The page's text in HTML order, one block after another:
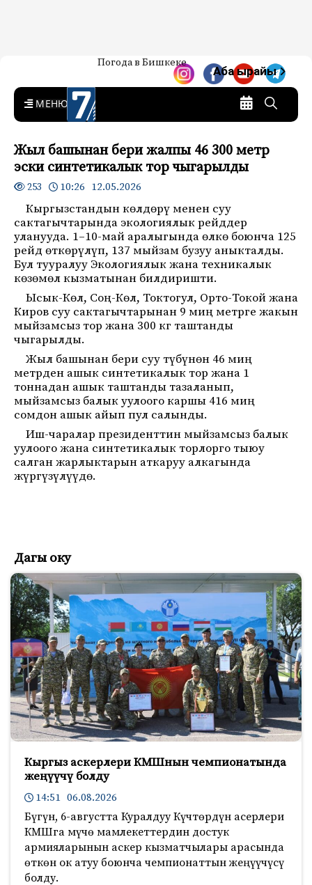
7-канал. Жаңылыктар —
Кыргызстан
Жаңылыктар — Кыргызстан
Погода в Бишкеке
Аба ырайы
MENU
Жыл башынан бери жалпы 46 300 метр
эски синтетикалык тор чыгарылды
253 10:26 12.05.2026
Кыргызстандын көлдөрү менен суу
сактагычтарында экологиялык рейддер
уланууда. 1–10-май аралыгында өлкө боюнча 125
рейд өткөрүлүп, 137 мыйзам бузуу аныкталды.
Бул тууралуу Экологиялык жана техникалык
көзөмөл кызматынан билдиришти.
Ысык-Көл, Соң-Көл, Токтогул, Орто-Токой жана
Киров суу сактагычтарынан 9 миң метрге жакын
мыйзамсыз тор жана 300 кг таштанды
чыгарылды.
Жыл башынан бери суу түбүнөн 46 миң
метрден ашык синтетикалык тор жана 1
тоннадан ашык таштанды тазаланып,
мыйзамсыз балык уулоого каршы 416 миң
сомдон ашык айып пул салынды.
Иш-чаралар президенттин мыйзамсыз балык
уулоого жана синтетикалык торлорго тыюу
салган жарлыктарын аткаруу алкагында
жүргүзүлүүдө.
Дагы оку
Кыргыз аскерлери КМШнын чемпионатында
жеңүүчү болду
14:51 06.08.2026
Бүгүн, 6-августта Куралдуу Күчтөрдүн асерлери
КМШга мүчө мамлекеттердин достук
армияларынын аскер кызматчылары арасында
өткөн ок атуу боюнча чемпионаттын жеңүүчүсү
болду.